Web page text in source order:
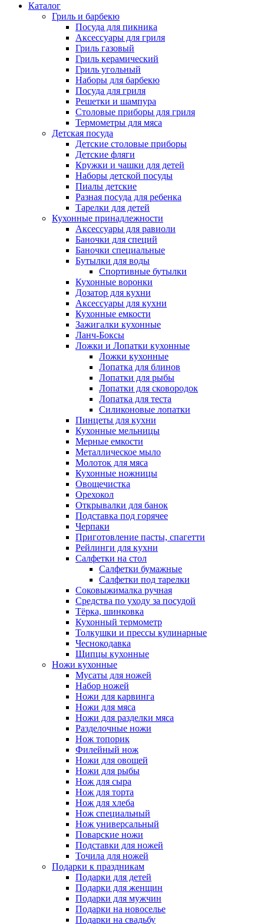
Каталог
Гриль и барбекю
Посуда для пикника
Аксессуары для гриля
Гриль газовый
Гриль керамический
Гриль угольный
Наборы для барбекю
Посуда для гриля
Решетки и шампура
Столовые приборы для гриля
Термометры для мяса
Детская посуда
Детские столовые приборы
Детские фляги
Кружки и чашки для детей
Наборы детской посуды
Пиалы детские
Разная посуда для ребенка
Тарелки для детей
Кухонные принадлежности
Аксессуары для равиоли
Баночки для специй
Баночки специальные
Бутылки для воды
Спортивные бутылки
Кухонные воронки
Дозатор для кухни
Аксессуары для кухни
Кухонные емкости
Зажигалки кухонные
Ланч-Боксы
Ложки и Лопатки кухонные
Ложки кухонные
Лопатка для блинов
Лопатки для рыбы
Лопатки для сковородок
Лопатка для теста
Силиконовые лопатки
Пинцеты для кухни
Кухонные мельницы
Мерные емкости
Металлическое мыло
Молоток для мяса
Кухонные ножницы
Овощечистка
Орехокол
Открывалки для банок
Подставка под горячее
Черпаки
Приготовление пасты, спагетти
Рейлинги для кухни
Салфетки на стол
Салфетки бумажные
Салфетки под тарелки
Соковыжималка ручная
Средства по уходу за посудой
Тëрка, шинковка
Кухонный термометр
Толкушки и прессы кулинарные
Чеснокодавка
Щипцы кухонные
Ножи кухонные
Мусаты для ножей
Набор ножей
Ножи для карвинга
Ножи для мяса
Ножи для разделки мяса
Разделочные ножи
Нож топорик
Филейный нож
Ножи для овощей
Ножи для рыбы
Нож для сыра
Нож для торта
Нож для хлеба
Нож специальный
Нож универсальный
Поварские ножи
Подставки для ножей
Точила для ножей
Подарки к праздникам
Подарки для детей
Подарки для женщин
Подарки для мужчин
Подарки на новоселье
Подарки на свадьбу